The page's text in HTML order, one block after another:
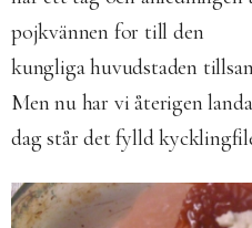
pojkvännen for till den
kungliga huvudstaden
Men nu har vi återigen
dag står det fylld